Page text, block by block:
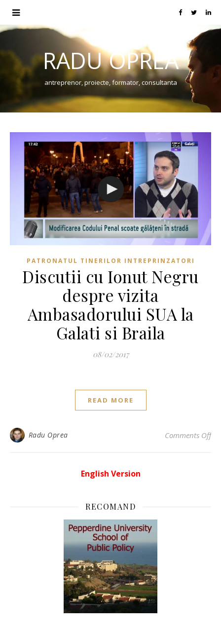
RADU OPREA
antreprenor, proiecte, formator, consultanta
PATRONATUL TINERILOR INTREPRINZATORI
Discutii cu Ionut Negru
despre vizita
Ambasadorului SUA la
Galati si Braila
08/02/2017
READ MORE
Radu Oprea Comments Offon
English Version
RECOMAND